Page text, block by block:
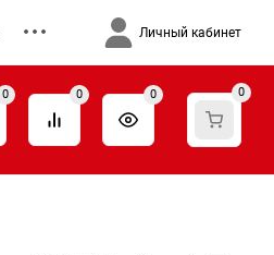
Личный кабинет
0 0 0 0